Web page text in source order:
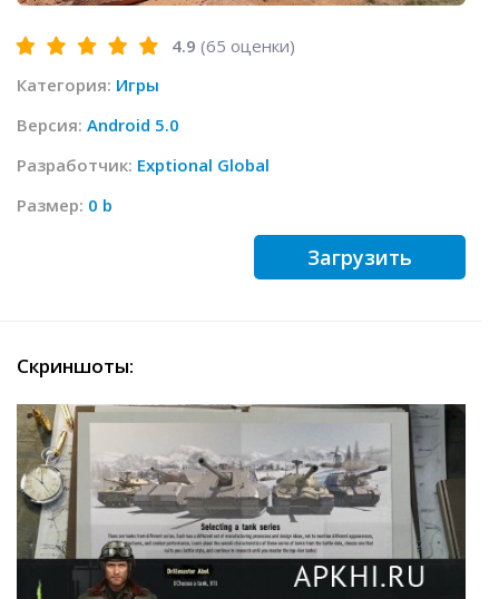
4.9 (65 оценки)
Категория: Игры
Версия: Android 5.0
Разработчик: Exptional Global
Размер: 0 b
Загрузить
Скриншоты: